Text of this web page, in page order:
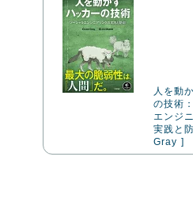
人を動
の技術
エンジ
実践と
Gray ]